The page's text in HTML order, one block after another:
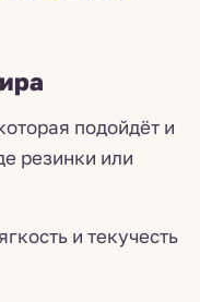
подойдёт и
резинки или
и текучесть